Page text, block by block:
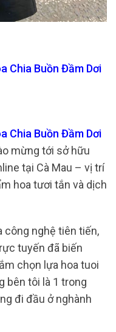
Chia Buồn Đầm Dơi
Chia Buồn Đầm Dơi
mừng tới sở hữu
tại Cà Mau – vị trí
hoa tươi tắn và dịch
công nghệ tiên tiến,
tuyến đã biến
chọn lựa hoa tuoi
bên tôi là 1 trong
đi đầu ở nghành